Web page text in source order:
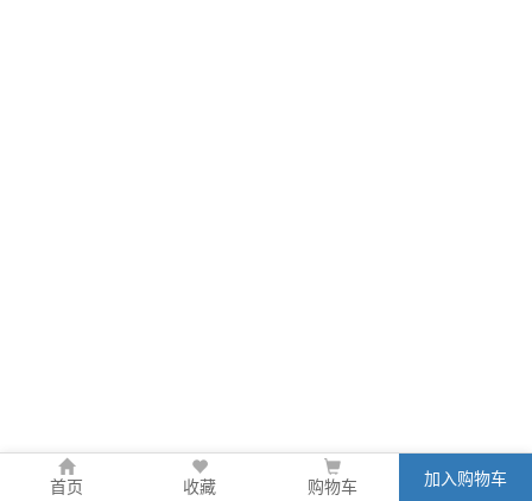
首页 收藏 购物车 加入购物车